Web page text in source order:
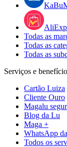
Todas as
Todas as
Todas as
Serviços e
Cartão Luiza
Cliente Ouro
Magalu
Blog da Lu
Maga +
WhatsApp
Todos os